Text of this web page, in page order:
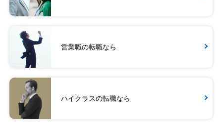
営業職の転職なら
ハイクラスの転職なら